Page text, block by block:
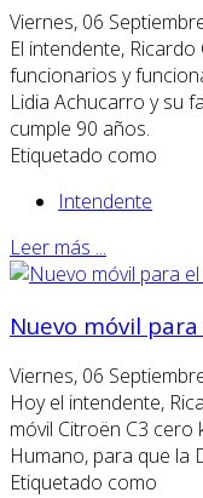
Viernes, 06
El intendente,
funcionarios y
Lidia Achucarro y su
cumple 90 años.
Etiquetado como
Intendente
Leer más ...
Nuevo móvil
Viernes, 06
Hoy el intendente,
móvil Citroën C3
Humano, para que la
Etiquetado como